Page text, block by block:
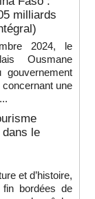
milliards
2024, le
Ousmane
une
le
et d’histoire,
bordées de